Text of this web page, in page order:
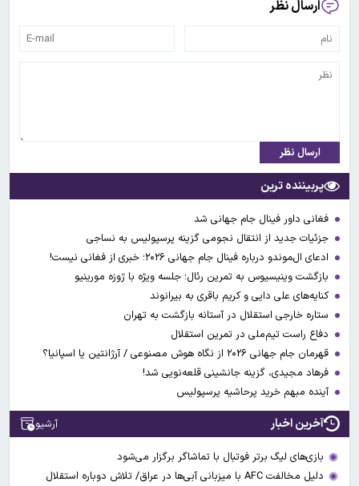
ارسال نظر
ارسال نظر
پربیننده ترین
فغانی داور فینال جام جهانی شد
جزئیات جدید از انتقال نجومی گزینه پرسپولیس به نساجی
ادعای ال‌‍موندو درباره فینال جام جهانی ۲۰۲۶؛ خبری از فغانی نیست!
بازگشت وینیسیوس به تمرین رئال؛ جلسه ویژه با ژوزه مورینیو
کنایه‌های علی دایی و کریم باقری به بیرانوند
ستاره خارجی استقلال در آستانه بازگشت به تهران
دفاع راست تیم‌ملی در تمرین استقلال
قهرمان جام جهانی ۲۰۲۶ از نگاه هوش مصنوعی / آرژانتین یا اسپانیا؟
فرهاد مجیدی، گزینه جانشینی قلعه‌نویی شد!
آینده مبهم خرید پرحاشیه پرسپولیس
آخرین اخبار آرشیو
بازی‌های لیگ برتر فوتبال با تماشاگر برگزار می‌شود
دلیل مخالفت AFC با میزبانی آبی‌ها در عراق/ تلاش دوباره استقلال